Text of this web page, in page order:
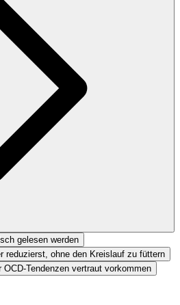
gelesen werden
reduzierst, ohne den Kreislauf zu füttern
Tendenzen vertraut vorkommen